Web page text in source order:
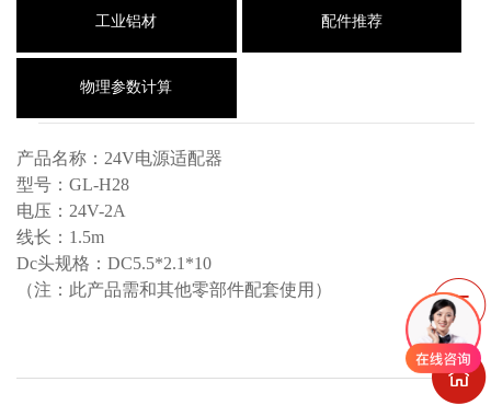
工业铝材 配件推荐
物理参数计算
产品名称：24V电源适配器
型号：GL-H28
电压：24V-2A
线长：1.5m
Dc头规格：DC5.5*2.1*10
（注：此产品需和其他零部件配套使用）